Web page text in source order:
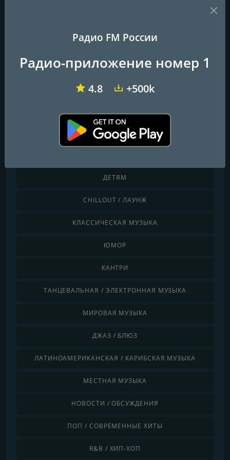
SCOOTER
«Fire», «How Much is The Fish?» и не только!
ДЕТЯМ
CHILLOUT / ЛАУНЖ
КЛАССИЧЕСКАЯ МУЗЫКА
ЮМОР
КАНТРИ
ТАНЦЕВАЛЬНАЯ / ЭЛЕКТРОННАЯ МУЗЫКА
МИРОВАЯ МУЗЫКА
ДЖАЗ / БЛЮЗ
ЛАТИНОАМЕРИКАНСКАЯ / КАРИБСКАЯ МУЗЫКА
МЕСТНАЯ МУЗЫКА
НОВОСТИ / ОБСУЖДЕНИЯ
ПОП / СОВРЕМЕННЫЕ ХИТЫ
R&B / ХИП-ХОП
Радио FM России
Радио-приложение номер 1
4.8 +500k